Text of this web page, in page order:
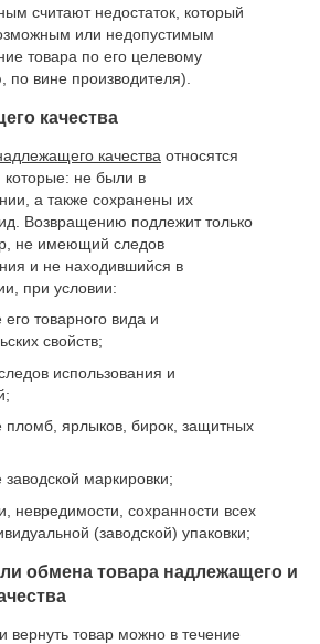
считают недостаток, который
или недопустимым
товара по его целевому
по вине производителя).
качества
качества относятся
которые: не были в
а также сохранены их
Возвращению подлежит только
не имеющий следов
и не находившийся в
при условии:
товарного вида и
свойств;
использования и
пломб, ярлыков, бирок, защитных
маркировки;
невредимости, сохранности всех
(заводской) упаковки;
обмена товара надлежащего и
вернуть товар можно в течение